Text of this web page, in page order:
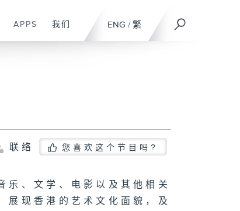
ENG / 繁
APPS 我们
联络 您喜欢这个节目吗?
乐、文学、电影以及其他相关
展现香港的艺术文化面貌，及